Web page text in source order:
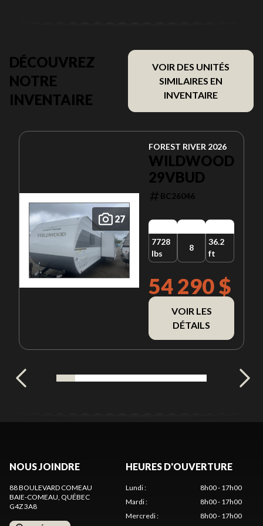
DÉCOUVREZ
NOTRE
INVENTAIRE
VOIR DES UNITÉS
SIMILAIRES EN
INVENTAIRE
27
FOREST RIVER 2026
WILDWOOD
29VBUD
BC26046
7728
lbs
8
36.2
ft
54 290 $
VOIR LES
DÉTAILS
NOUS JOINDRE
88 BOULEVARD COMEAU
BAIE-COMEAU , QUÉBEC
G4Z 3A8
HEURES D'OUVERTURE
Lundi:
8h00 - 17h00
Mardi:
8h00 - 17h00
Mercredi:
8h00 - 17h00